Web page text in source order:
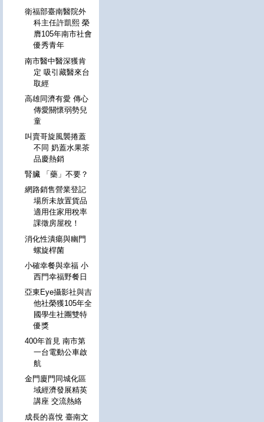
衛福部臺南醫院外
科主任許凱熙 榮
膺105年南市社會
優秀青年
南市醫中醫深獲肯
定 吸引藏醫來台
取經
高雄同濟有愛 傳心
傳愛關懷弱勢兒
童
叫賣哥旋風襲捲蓋
不同 奶蓋水果茶
品慶熱銷
腎臟 「藥」不要？
網路銷售營業登記
場所未放置貨品
適用住家用稅率
課徵房屋稅！
消化性潰瘍與幽門
螺旋桿菌
小確幸餐與幸福 小
西門幸福野餐日
亞東Eye攝影社與吉
他社榮獲105年全
國學生社團雙特
優獎
400年首見 南市第
一台電動公車啟
航
金門廈門同城化區
域經濟發展精英
講座 交流熱絡
成長的喜悅 臺南文